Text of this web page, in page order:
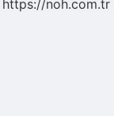
https://noh.com.tr